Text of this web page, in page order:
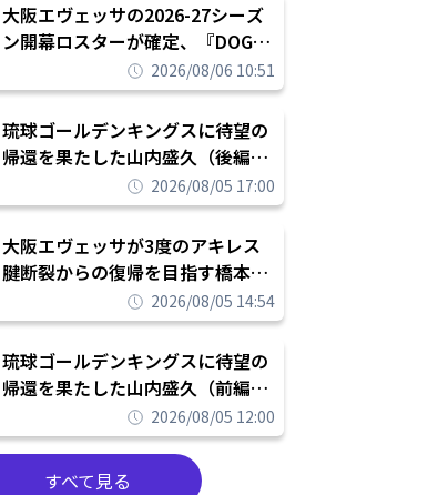
大阪エヴェッサの2026-27シーズ
ン開幕ロスターが確定、『DOG
FIGHT』のチームカルチャーを推
し進めて結果を求めるシーズンへ
2026/08/06 10:51
琉球ゴールデンキングスに待望の
帰還を果たした山内盛久（後編）
「1人のウチナーンチュとしてみ
んなが誇りに思えるチームにして
いく」
2026/08/05 17:00
大阪エヴェッサが3度のアキレス
腱断裂からの復帰を目指す橋本拓
哉と契約を締結「もう一度コート
に立ちたい」
2026/08/05 14:54
琉球ゴールデンキングスに待望の
帰還を果たした山内盛久（前編）
「キングスが積み上げてきたもの
を次の世代に繋いでいくのがやり
甲斐」
2026/08/05 12:00
すべて見る